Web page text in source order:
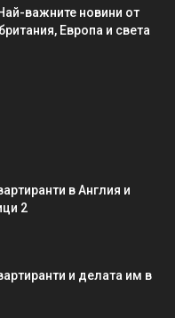
важните новини от
Европа и света
в Англия и
2
и делата им в